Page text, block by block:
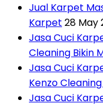
Jual Karpet
Karpet 28 May
Jasa Cuci
Cleaning Bikin
Jasa Cuci
Kenzo
Jasa Cuci